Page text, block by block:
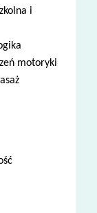
i
motoryki